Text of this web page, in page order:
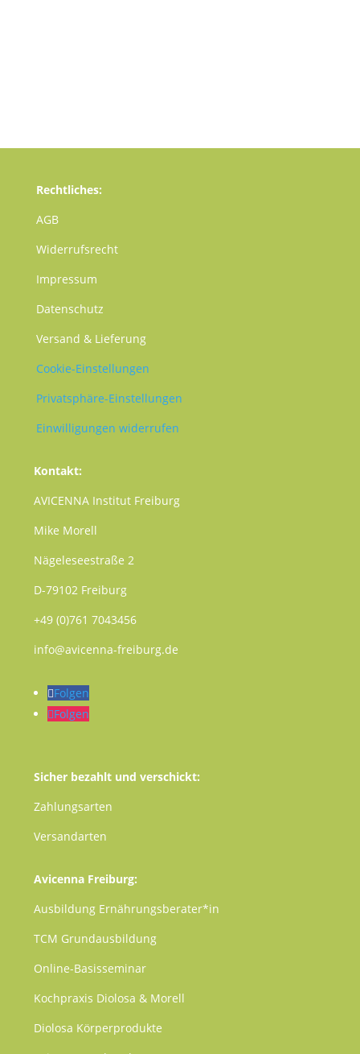
Rechtliches:
AGB
Widerrufsrecht
Impressum
Datenschutz
Versand & Lieferung
Cookie-Einstellungen
Privatsphäre-Einstellungen
Einwilligungen widerrufen
Kontakt:
AVICENNA Institut Freiburg
Mike Morell
Nägeleseestraße 2
D-79102 Freiburg
+49 (0)761 7043456
info@avicenna-freiburg.de
Folgen
Folgen
Sicher bezahlt und verschickt:
Zahlungsarten
Versandarten
Avicenna Freiburg:
Ausbildung Ernährungsberater*in
TCM Grundausbildung
Online-Basisseminar
Kochpraxis Diolosa & Morell
Diolosa Körperprodukte